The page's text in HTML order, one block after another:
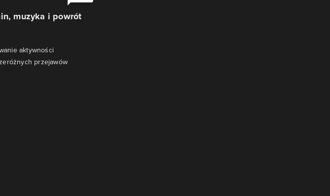
muzyka i powrót
aktywności
przejawów